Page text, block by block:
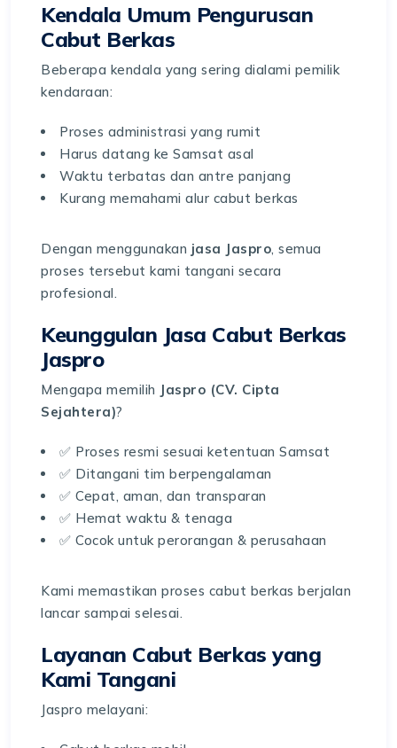
Kendala Umum Pengurusan
Cabut Berkas
Beberapa kendala yang sering dialami pemilik
kendaraan:
Proses administrasi yang rumit
Harus datang ke Samsat asal
Waktu terbatas dan antre panjang
Kurang memahami alur cabut berkas
Dengan menggunakan jasa Jaspro, semua
proses tersebut kami tangani secara
profesional.
Keunggulan Jasa Cabut Berkas
Jaspro
Mengapa memilih Jaspro (CV. Cipta
Sejahtera)?
✅ Proses resmi sesuai ketentuan Samsat
✅ Ditangani tim berpengalaman
✅ Cepat, aman, dan transparan
✅ Hemat waktu & tenaga
✅ Cocok untuk perorangan & perusahaan
Kami memastikan proses cabut berkas berjalan
lancar sampai selesai.
Layanan Cabut Berkas yang
Kami Tangani
Jaspro melayani: